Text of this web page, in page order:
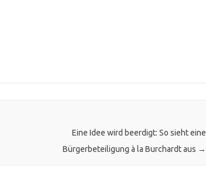
Eine Idee wird beerdigt: So sieht eine
Bürgerbeteiligung à la Burchardt aus →